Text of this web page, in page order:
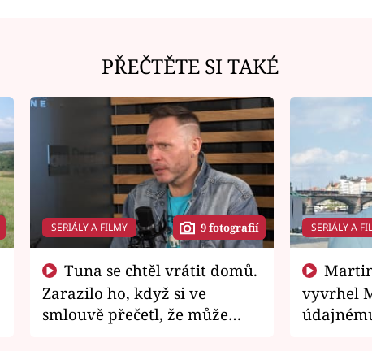
PŘEČTĚTE SI TAKÉ
SERIÁLY A FILMY 9 fotografií
Zarazilo ho, když si ve
smlouvě přečetl, že může
SERIÁLY A
vyvrhel